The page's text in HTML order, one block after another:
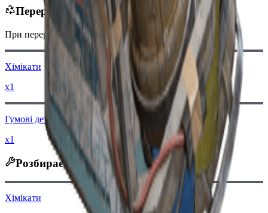
Переробляється в
При переробці ви отримаєте -170 менше Монет рейдера
Хімікати
x1
Гумові деталі
x1
Розбирається на
Хімікати